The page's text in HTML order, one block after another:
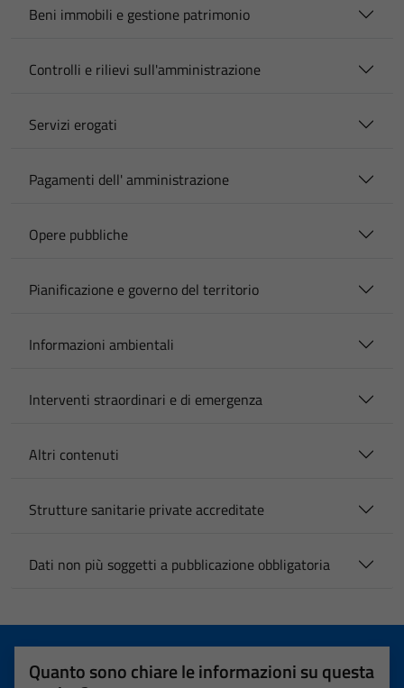
Beni immobili e gestione patrimonio
Controlli e rilievi sull'amministrazione
Servizi erogati
Pagamenti dell' amministrazione
Opere pubbliche
Pianificazione e governo del territorio
Informazioni ambientali
Interventi straordinari e di emergenza
Altri contenuti
Strutture sanitarie private accreditate
Dati non più soggetti a pubblicazione obbligatoria
Quanto sono chiare le informazioni su questa